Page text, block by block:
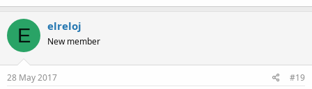
E elreloj
New member
28 May 2017 #19